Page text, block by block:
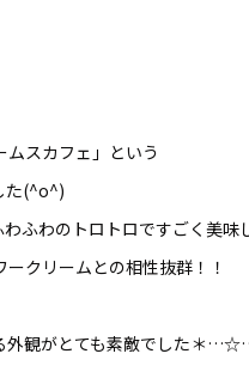
スカフェ」という
た(^o^)
ふわのトロトロですごく美
クリームとの相性抜群！！
外観がとても素敵でした＊